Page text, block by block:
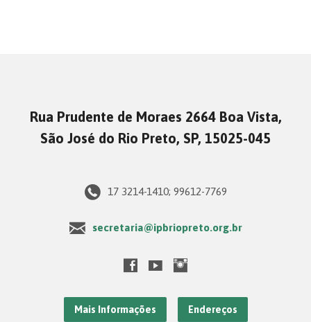
Rua Prudente de Moraes 2664 Boa Vista,
São José do Rio Preto, SP, 15025-045
17 3214-1410; 99612-7769
secretaria@ipbriopreto.org.br
Mais Informações Endereços